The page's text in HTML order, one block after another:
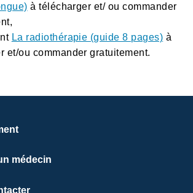
à télécharger et/ ou commander
La radiothérapie (guide 8 pages) à
et/ou commander gratuitement.
médecin